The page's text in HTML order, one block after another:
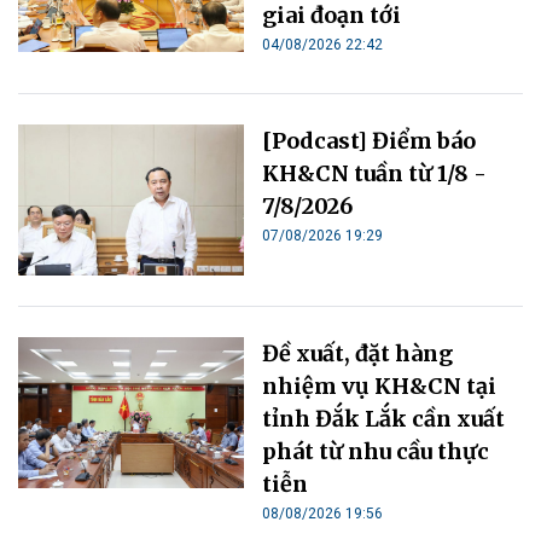
giai đoạn tới
04/08/2026 22:42
[Podcast] Điểm báo
KH&CN tuần từ 1/8 -
7/8/2026
07/08/2026 19:29
Đề xuất, đặt hàng
nhiệm vụ KH&CN tại
tỉnh Đắk Lắk cần xuất
phát từ nhu cầu thực
tiễn
08/08/2026 19:56